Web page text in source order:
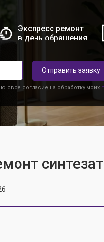
Экспресс ремонт
в день обращения
Отправить заявку
свое согласие на обработку моих